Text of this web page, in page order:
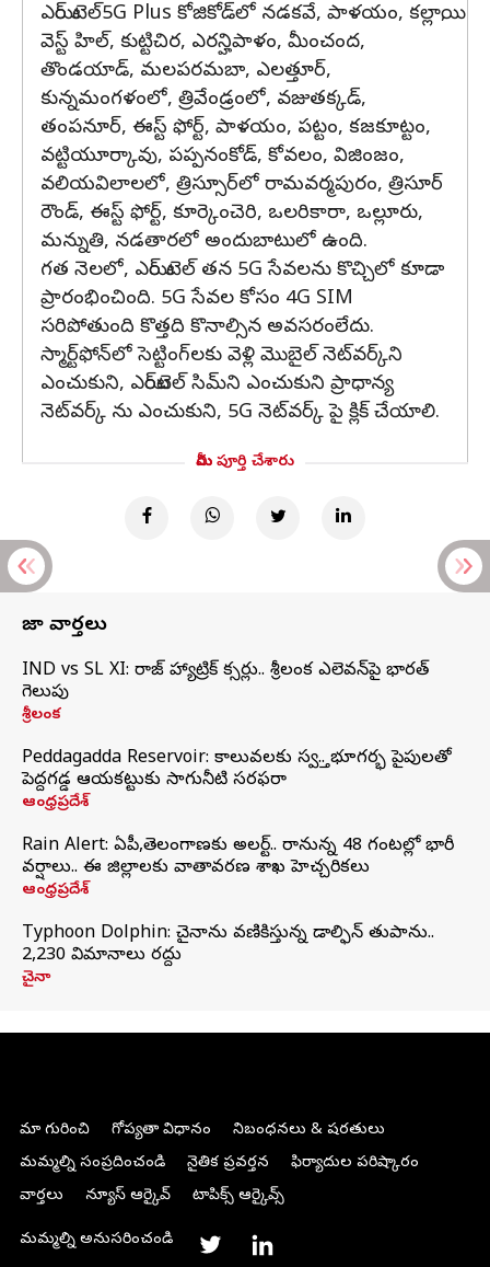
ఎయిర్ టెల్5G Plus కోజికోడ్‌లో నడకవే, పాళయం, కల్లాయి,
వెస్ట్ హిల్, కుట్టిచిర, ఎరన్హిపాళం, మీంచంద,
తొండయాడ్, మలపరమబా, ఎలత్తూర్,
కున్నమంగళంలో, త్రివేండ్రంలో, వజుతక్కడ్,
తంపనూర్, ఈస్ట్ ఫోర్ట్, పాళయం, పట్టం, కజకూట్టం,
వట్టియూర్కావు, పప్పనంకోడ్, కోవలం, విజింజం,
వలియవిలాలలో, త్రిస్సూర్‌లో రామవర్మపురం, త్రిసూర్
రౌండ్, ఈస్ట్ ఫోర్ట్, కూర్కెంచెరి, ఒలరికారా, ఒల్లూరు,
మన్నుతి, నడతారలో అందుబాటులో ఉంది.
గత నెలలో, ఎయిర్ టెల్ తన 5G సేవలను కొచ్చిలో కూడా
ప్రారంభించింది. 5G సేవల కోసం 4G SIM
సరిపోతుంది కొత్తది కొనాల్సిన అవసరంలేదు.
స్మార్ట్‌ఫోన్‌లో సెట్టింగ్‌లకు వెళ్లి మొబైల్ నెట్‌వర్క్‌ని
ఎంచుకుని, ఎయిర్‌టెల్ సిమ్‌ని ఎంచుకుని ప్రాధాన్య
నెట్‌వర్క్ ను ఎంచుకుని, 5G నెట్‌వర్క్ పై క్లిక్ చేయాలి.
మీరు పూర్తి చేశారు
తాజా వార్తలు
IND vs SL XI: సిరాజ్‌ హ్యాట్రిక్‌ సిక్సర్లు.. శ్రీలంక ఎలెవన్‌పై భారత్‌
గెలుపు
శ్రీలంక
Peddagadda Reservoir: కాలువలకు స్వస్తి.. భూగర్భ పైపులతో
పెద్దగడ్డ ఆయకట్టుకు సాగునీటి సరఫరా
ఆంధ్రప్రదేశ్
Rain Alert: ఏపీ,తెలంగాణకు అలర్ట్.. రానున్న 48 గంటల్లో భారీ
వర్షాలు.. ఈ జిల్లాలకు వాతావరణ శాఖ హెచ్చరికలు
ఆంధ్రప్రదేశ్
Typhoon Dolphin: చైనాను వణికిస్తున్న డాల్ఫిన్‌ తుపాను..
2,230 విమానాలు రద్దు
చైనా
మా గురించి గోప్యతా విధానం
నిబంధనలు & షరతులు
మమ్మల్ని సంప్రదించండి
నైతిక ప్రవర్తన
ఫిర్యాదుల పరిష్కారం
వార్తలు
న్యూస్ ఆర్కైవ్ టాపిక్స్ ఆర్కైవ్స్
మమ్మల్ని అనుసరించండి